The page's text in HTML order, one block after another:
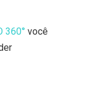
360° você